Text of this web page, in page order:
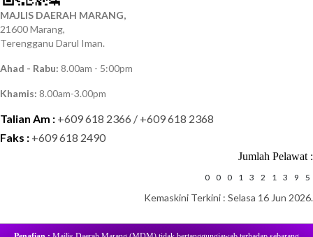
MAJLIS DAERAH MARANG,
21600 Marang,
Terengganu Darul Iman.
Ahad - Rabu: 8.00am - 5:00pm
Khamis: 8.00am-3.00pm
Talian Am : +609 618 2366 / +609 618 2368
Faks : +609 618 2490
Jumlah Pelawat :
0 0 0 1 3 2 1 3 9 5
Kemaskini Terkini : Selasa 16 Jun 2026.